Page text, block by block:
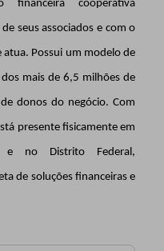
cooperativa
seus associados e com o
Possui um modelo de
mais de 6,5 milhões de
donos do negócio. Com
presente fisicamente em
e no Distrito Federal,
de soluções financeiras e